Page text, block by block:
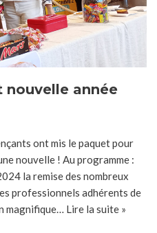
nouvelle année
ont mis le paquet pour
nouvelle ! Au programme :
la remise des nombreux
professionnels adhérents de
magnifique… Lire la suite »